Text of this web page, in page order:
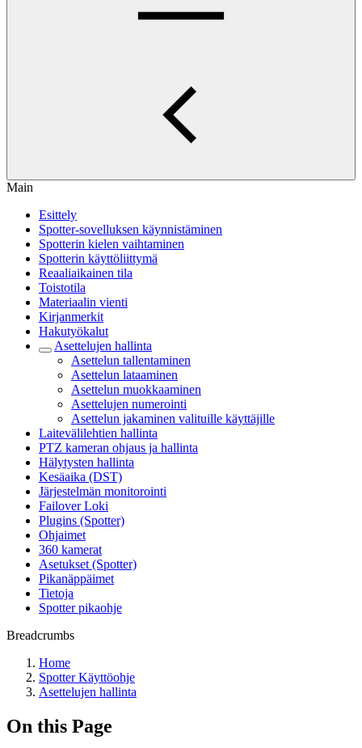
Main
Esittely
Spotter-sovelluksen käynnistäminen
Spotterin kielen vaihtaminen
Spotterin käyttöliittymä
Reaaliaikainen tila
Toistotila
Materiaalin vienti
Kirjanmerkit
Hakutyökalut
Asettelujen hallinta
Asettelun tallentaminen
Asettelun lataaminen
Asettelun muokkaaminen
Asettelujen numerointi
Asettelun jakaminen valituille käyttäjille
Laitevälilehtien hallinta
PTZ kameran ohjaus ja hallinta
Hälytysten hallinta
Kesäaika (DST)
Järjestelmän monitorointi
Failover Loki
Plugins (Spotter)
Ohjaimet
360 kamerat
Asetukset (Spotter)
Pikanäppäimet
Tietoja
Spotter pikaohje
Breadcrumbs
Home
Spotter Käyttöohje
Asettelujen hallinta
On this Page